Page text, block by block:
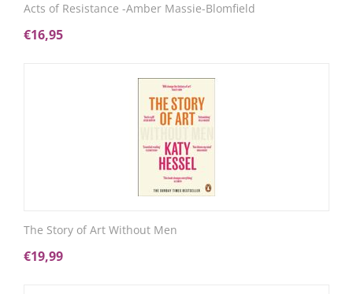
Acts of Resistance -Amber Massie-Blomfield
€16,95
The Story of Art Without Men
€19,99